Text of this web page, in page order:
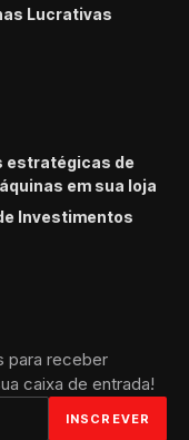
Lucrativas
estratégicas de
em sua loja
Investimentos
para receber
caixa de entrada!